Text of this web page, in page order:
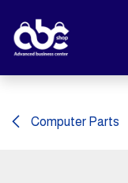
Computer Parts